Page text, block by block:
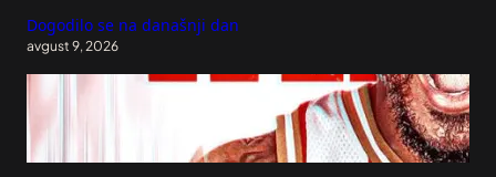
Dogodilo se na današnji dan
avgust 9, 2026